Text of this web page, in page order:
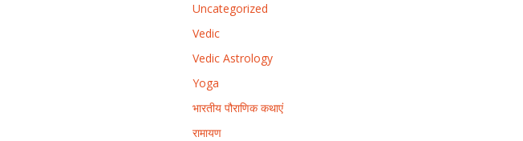
Uncategorized
Vedic
Vedic Astrology
Yoga
भारतीय पौराणिक कथाएं
रामायण